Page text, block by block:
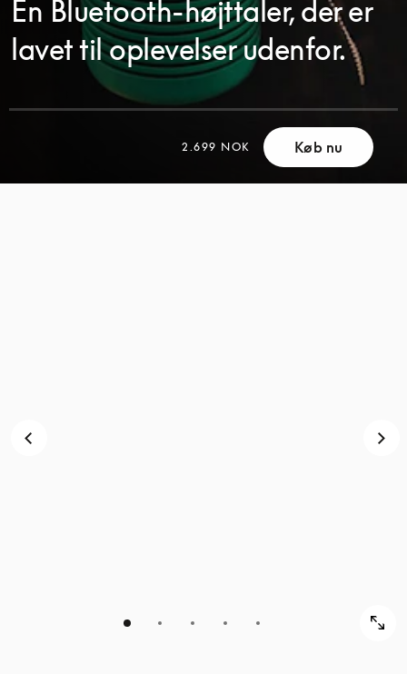
En Bluetooth-højttaler, der er
lavet til oplevelser udenfor.
2.699 NOK Køb nu